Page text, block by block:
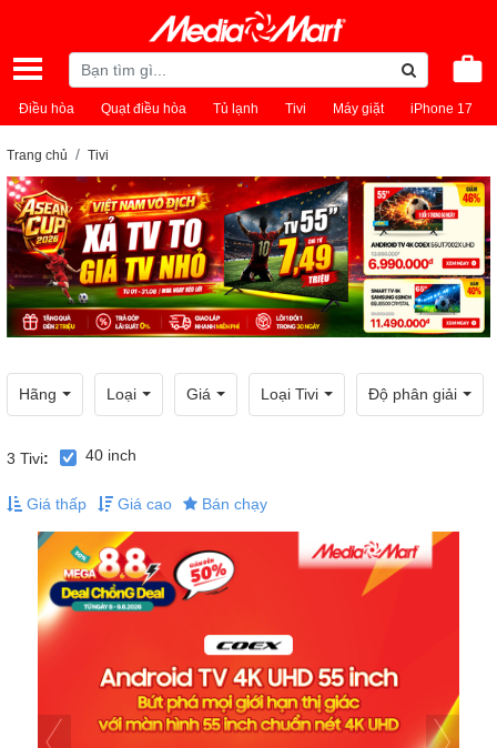
Điều hòa Quạt điều hòa Tủ lạnh Tivi Máy giặt iPhone 17
Trang chủ Tivi
Hãng Loại Giá Loại Tivi Độ phân giải
3 Tivi: 40 inch
Giá thấp Giá cao Bán chạy